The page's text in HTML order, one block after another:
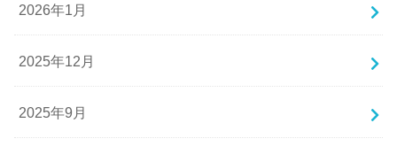
2026年1月
2025年12月
2025年9月